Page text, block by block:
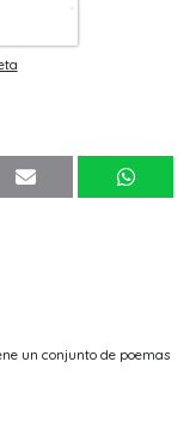
un conjunto de poemas